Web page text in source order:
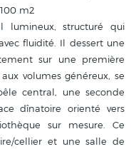
m2
lumineux, structuré qui
fluidité. Il dessert une
sur une première
volumes généreux, se
central, une seconde
dînatoire orienté vers
sur mesure. Ce
cellier et une salle de